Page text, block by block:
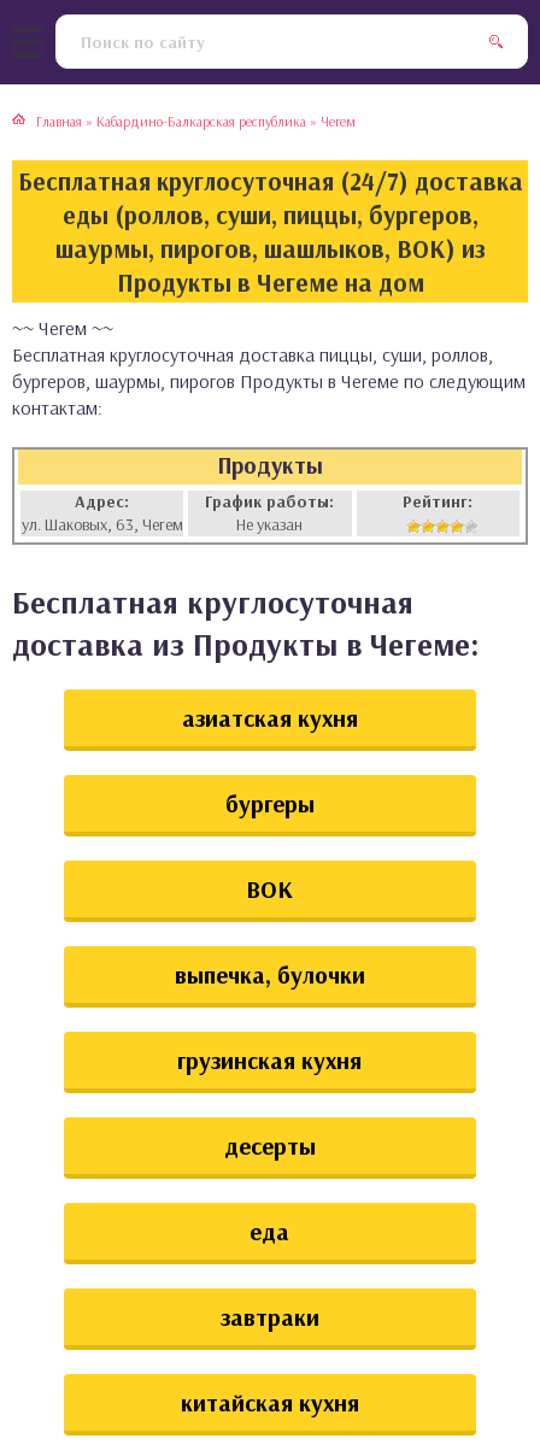
Главная » Кабардино-Балкарская республика » Чегем
Бесплатная круглосуточная (24/7) доставка
еды (роллов, суши, пиццы, бургеров,
шаурмы, пирогов, шашлыков, ВОК) из
Продукты в Чегеме на дом
~~ Чегем ~~
Бесплатная круглосуточная доставка пиццы, суши, роллов,
бургеров, шаурмы, пирогов Продукты в Чегеме по следующим
контактам:
Продукты
Адрес:
ул. Шаковых, 63, Чегем
График работы:
Не указан
Рейтинг:
Бесплатная круглосуточная
доставка из Продукты в Чегеме:
азиатская кухня
бургеры
ВОК
выпечка, булочки
грузинская кухня
десерты
еда
завтраки
китайская кухня
кухня
кухня
кухня
кухня
булочки